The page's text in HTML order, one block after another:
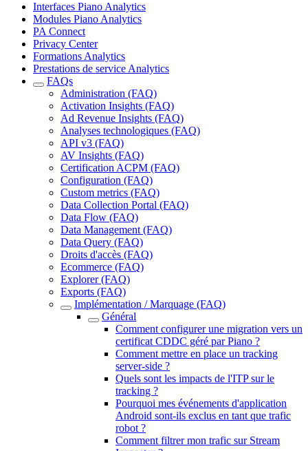
Interfaces Piano Analytics
Modules Piano Analytics
PA Connect
Privacy Center
Formations Analytics
Prestations de service Analytics
FAQs
Administration (FAQ)
Activation Insights (FAQ)
Ad Revenue Insights (FAQ)
Analyses technologiques (FAQ)
API v3 (FAQ)
AV Insights (FAQ)
Certification ACPM (FAQ)
Configuration (FAQ)
Custom metrics (FAQ)
Data Collection Portal (FAQ)
Data Flow (FAQ)
Data Management (FAQ)
Data Query (FAQ)
Droits d'accès (FAQ)
Ecommerce (FAQ)
Explorer (FAQ)
Exports (FAQ)
Implémentation / Marquage (FAQ)
Général
Comment configurer une migration vers un
certificat CDDC géré par Piano ?
Comment mettre en place un tracking
server-side ?
Quels sont les impacts de l'ITP sur le
tracking ?
Pourquoi mes événements d'application
Android sont-ils exclus en tant que trafic
robot ?
Comment filtrer mon trafic sur Stream